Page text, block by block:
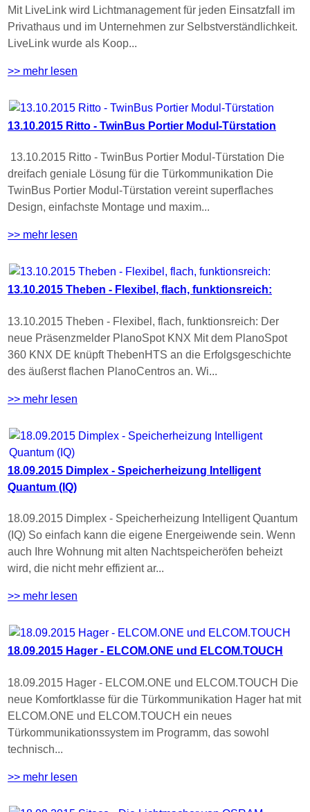
Mit LiveLink wird Lichtmanagement für jeden Einsatzfall im
Privathaus und im Unternehmen zur Selbstverständlichkeit.
LiveLink wurde als Koop...
>> mehr lesen
13.10.2015 Ritto - TwinBus Portier Modul-Türstation
13.10.2015 Ritto - TwinBus Portier Modul-Türstation Die
dreifach geniale Lösung für die Türkommunikation Die
TwinBus Portier Modul-Türstation vereint superflaches
Design, einfachste Montage und maxim...
>> mehr lesen
13.10.2015 Theben - Flexibel, flach, funktionsreich:
13.10.2015 Theben - Flexibel, flach, funktionsreich: Der
neue Präsenzmelder PlanoSpot KNX Mit dem PlanoSpot
360 KNX DE knüpft ThebenHTS an die Erfolgsgeschichte
des äußerst flachen PlanoCentros an. Wi...
>> mehr lesen
18.09.2015 Dimplex - Speicherheizung Intelligent
Quantum (IQ)
18.09.2015 Dimplex - Speicherheizung Intelligent Quantum
(IQ) So einfach kann die eigene Energeiwende sein. Wenn
auch Ihre Wohnung mit alten Nachtspeicheröfen beheizt
wird, die nicht mehr effizient ar...
>> mehr lesen
18.09.2015 Hager - ELCOM.ONE und ELCOM.TOUCH
18.09.2015 Hager - ELCOM.ONE und ELCOM.TOUCH Die
neue Komfortklasse für die Türkommunikation Hager hat mit
ELCOM.ONE und ELCOM.TOUCH ein neues
Türkommunikationssystem im Programm, das sowohl
technisch...
>> mehr lesen